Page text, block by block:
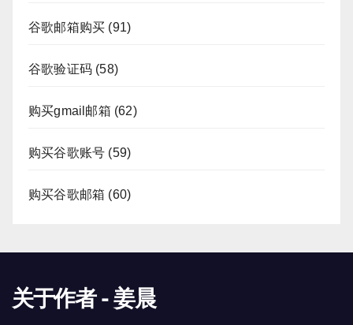
谷歌邮箱购买 (91)
谷歌验证码 (58)
购买gmail邮箱 (62)
购买谷歌账号 (59)
购买谷歌邮箱 (60)
关于作者 - 姜晨